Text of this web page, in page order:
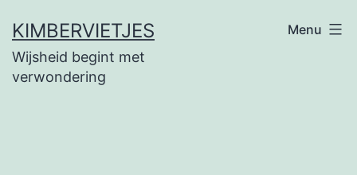
naar
de
KIMBERVIETJES
Wijsheid begint met
verwondering
Menu